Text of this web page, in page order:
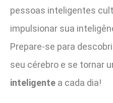
pessoas inteligentes
impulsionar sua
Prepare-se para
seu cérebro e se tornar
inteligente a cada dia!